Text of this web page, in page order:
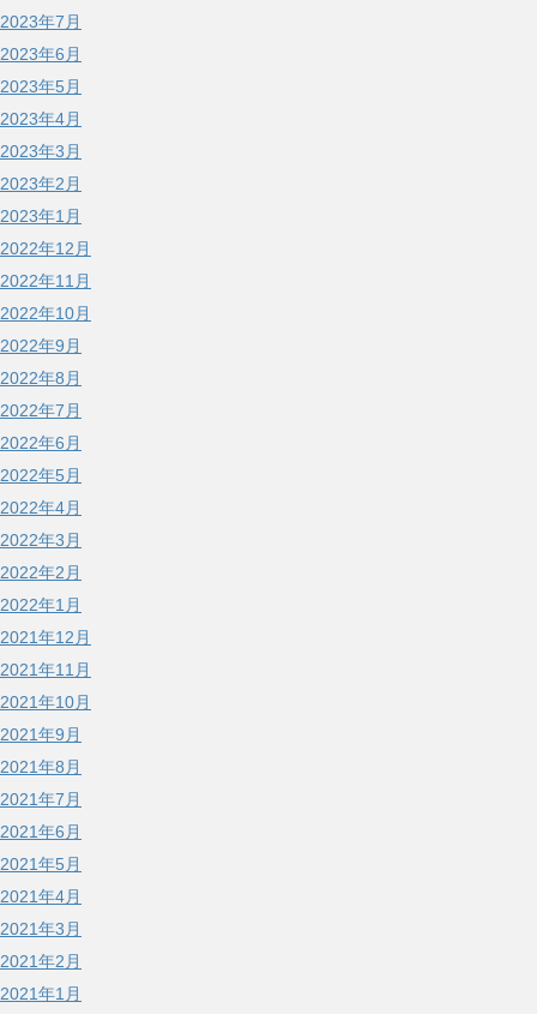
2023年7月
2023年6月
2023年5月
2023年4月
2023年3月
2023年2月
2023年1月
2022年12月
2022年11月
2022年10月
2022年9月
2022年8月
2022年7月
2022年6月
2022年5月
2022年4月
2022年3月
2022年2月
2022年1月
2021年12月
2021年11月
2021年10月
2021年9月
2021年8月
2021年7月
2021年6月
2021年5月
2021年4月
2021年3月
2021年2月
2021年1月